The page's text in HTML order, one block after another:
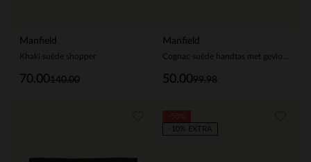
Manfield
Khaki suède shopper
140.00
70.00
Manfield
99.98
50.00
-10% EXTRA